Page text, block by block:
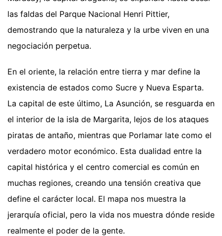
las faldas del Parque Nacional Henri Pittier,
demostrando que la naturaleza y la urbe viven en una
negociación perpetua.
En el oriente, la relación entre tierra y mar define la
existencia de estados como Sucre y Nueva Esparta.
La capital de este último, La Asunción, se resguarda en
el interior de la isla de Margarita, lejos de los ataques
piratas de antaño, mientras que Porlamar late como el
verdadero motor económico. Esta dualidad entre la
capital histórica y el centro comercial es común en
muchas regiones, creando una tensión creativa que
define el carácter local. El mapa nos muestra la
jerarquía oficial, pero la vida nos muestra dónde reside
realmente el poder de la gente.